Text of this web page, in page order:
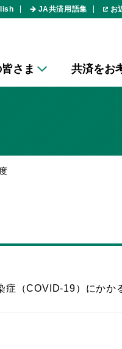
JA共済用語集 お
さま 共済をお
症（COVID-19）にかか